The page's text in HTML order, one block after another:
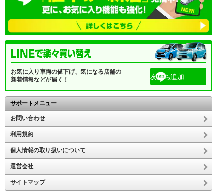
お気に入り車両の値下げ、気になる店舗の
新着情報などが届く！
友だち追加
サポートメニュー
お問い合わせ
利用規約
個人情報の取り扱いについて
運営会社
サイトマップ